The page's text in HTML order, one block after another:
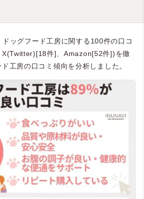
ッグフード工房に関する100件の口コ
件]、Amazon[52件])を徹
工房の口コミ傾向を分析しました。